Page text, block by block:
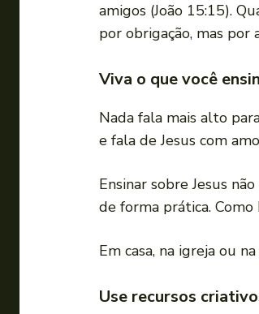
amigos (João 15:15).
por obrigação, mas por
Viva o que você
Nada fala mais alto
e fala de Jesus com
Ensinar sobre Jesus
de forma prática.
Em casa, na igreja ou
Use recursos